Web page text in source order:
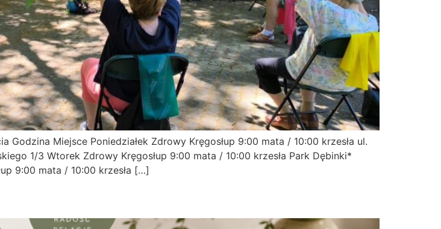
Miejsce Poniedziałek Zdrowy Kręgosłup 9:00 mata / 10:00 krzesła ul.
1/3 Wtorek Zdrowy Kręgosłup 9:00 mata / 10:00 krzesła Park Dębinki*
9:00 mata / 10:00 krzesła […]